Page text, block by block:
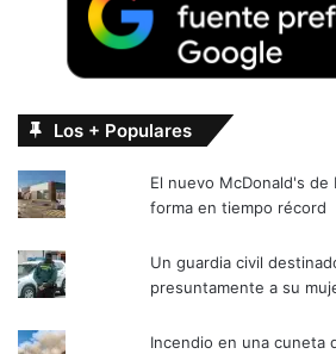
Los + Populares
El nuevo McDonald's de
forma en tiempo récord
Un guardia civil
presuntamente a su
Incendio en una cuneta